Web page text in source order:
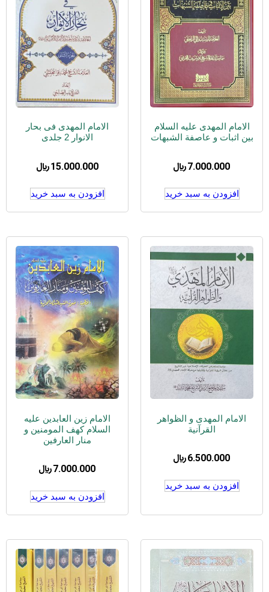
الامام المهدی علیه السلام
بین اثبات و عاصفة الشبهات
7.000.000 ﷼
افزودن به سبد خرید
الامام المهدی فی بحار
الانوار 2 جلدی
15.000.000 ﷼
افزودن به سبد خرید
الامام المهدی و الظواهر
القرآنیة
6.500.000 ﷼
افزودن به سبد خرید
الامام زین العابدین علیه
السلام کهف المومنین و
منار العارفین
7.000.000 ﷼
افزودن به سبد خرید